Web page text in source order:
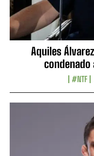
Aquiles
condenado
#NTF